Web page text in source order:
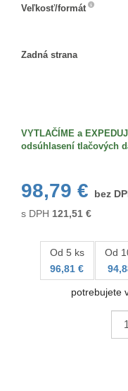
Veľkosť/formát
Zadná strana
VYTLAČÍME a
odsúhlasení tlačových
98,79 €
bez
s DPH 121,51 €
Od 5 ks
96,81 €
Od
potrebujete